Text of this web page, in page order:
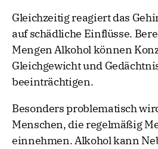
Gleichzeitig reagiert das
auf schädliche Einflüsse.
Mengen Alkohol können
Gleichgewicht und
beeinträchtigen.
Besonders problematisch
Menschen, die regelmäßig
einnehmen. Alkohol kann